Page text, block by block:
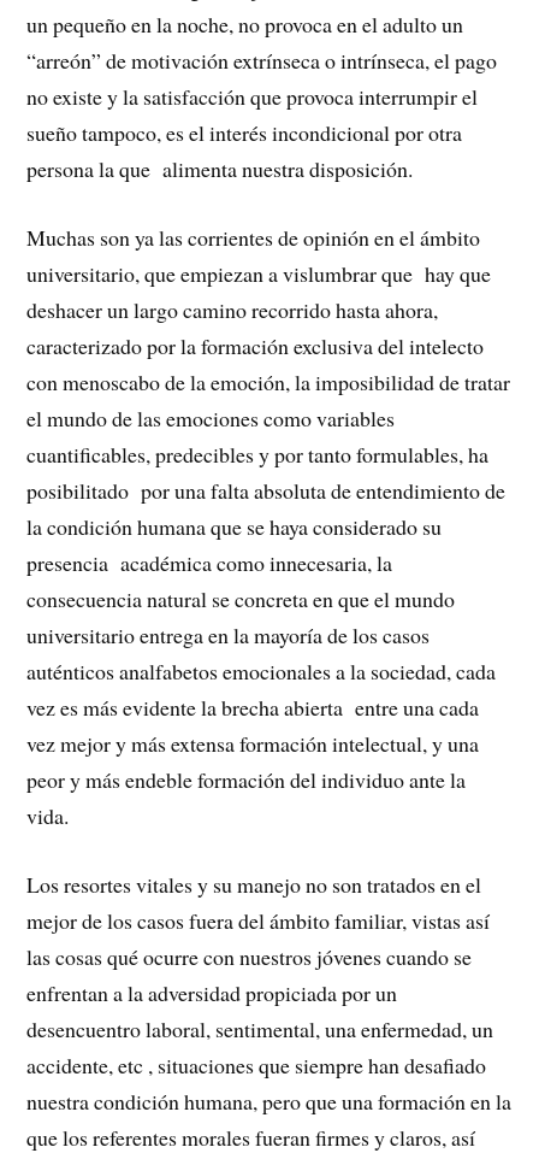
un pequeño en la noche, no provoca en el adulto un
“arreón” de motivación extrínseca o intrínseca, el pago
no existe y la satisfacción que provoca interrumpir el
sueño tampoco, es el interés incondicional por otra
persona la que alimenta nuestra disposición.
Muchas son ya las corrientes de opinión en el ámbito
universitario, que empiezan a vislumbrar que hay que
deshacer un largo camino recorrido hasta ahora,
caracterizado por la formación exclusiva del intelecto
con menoscabo de la emoción, la imposibilidad de tratar
el mundo de las emociones como variables
cuantificables, predecibles y por tanto formulables, ha
posibilitado por una falta absoluta de entendimiento de
la condición humana que se haya considerado su
presencia académica como innecesaria, la
consecuencia natural se concreta en que el mundo
universitario entrega en la mayoría de los casos
auténticos analfabetos emocionales a la sociedad, cada
vez es más evidente la brecha abierta entre una cada
vez mejor y más extensa formación intelectual, y una
peor y más endeble formación del individuo ante la
vida.
Los resortes vitales y su manejo no son tratados en el
mejor de los casos fuera del ámbito familiar, vistas así
las cosas qué ocurre con nuestros jóvenes cuando se
enfrentan a la adversidad propiciada por un
desencuentro laboral, sentimental, una enfermedad, un
accidente, etc , situaciones que siempre han desafiado
nuestra condición humana, pero que una formación en la
que los referentes morales fueran firmes y claros, así